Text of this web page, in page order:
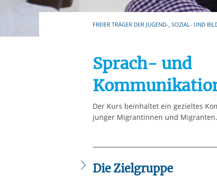
Ihre etwaige
aufgrund berechtigter
FREIER TRÄGER DER JUGEND-, SOZIAL- UND
Sprach- und
Der Kurs beinhaltet ein gezieltes
junger Migrantinnen und Migranten.
Die Zielgruppe